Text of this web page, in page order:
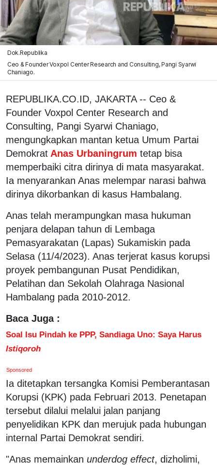
Dok.Republika
Ceo & Founder Voxpol Center Research and Consulting, Pangi Syarwi
Chaniago.
REPUBLIKA.CO.ID, JAKARTA -- Ceo &
Founder Voxpol Center Research and
Consulting, Pangi Syarwi Chaniago,
mengungkapkan mantan ketua Umum Partai
Demokrat Anas Urbaningrum tetap bisa
memperbaiki citra dirinya di mata masyarakat.
Ia menyarankan Anas melempar narasi bahwa
dirinya dikorbankan di kasus Hambalang.
Anas telah merampungkan masa hukuman
penjara delapan tahun di Lembaga
Pemasyarakatan (Lapas) Sukamiskin pada
Selasa (11/4/2023). Anas terjerat kasus korupsi
proyek pembangunan Pusat Pendidikan,
Pelatihan dan Sekolah Olahraga Nasional
Hambalang pada 2010-2012.
Baca Juga :
Soal Isu Pindah ke PPP, Sandiaga Uno: Saya Harus
Istiqoroh
Sponsored
Ia ditetapkan tersangka Komisi Pemberantasan
Korupsi (KPK) pada Februari 2013. Penetapan
tersebut dilalui melalui jalan panjang
penyelidikan KPK dan merujuk pada hubungan
internal Partai Demokrat sendiri.
"Anas memainkan underdog effect, dizholimi,